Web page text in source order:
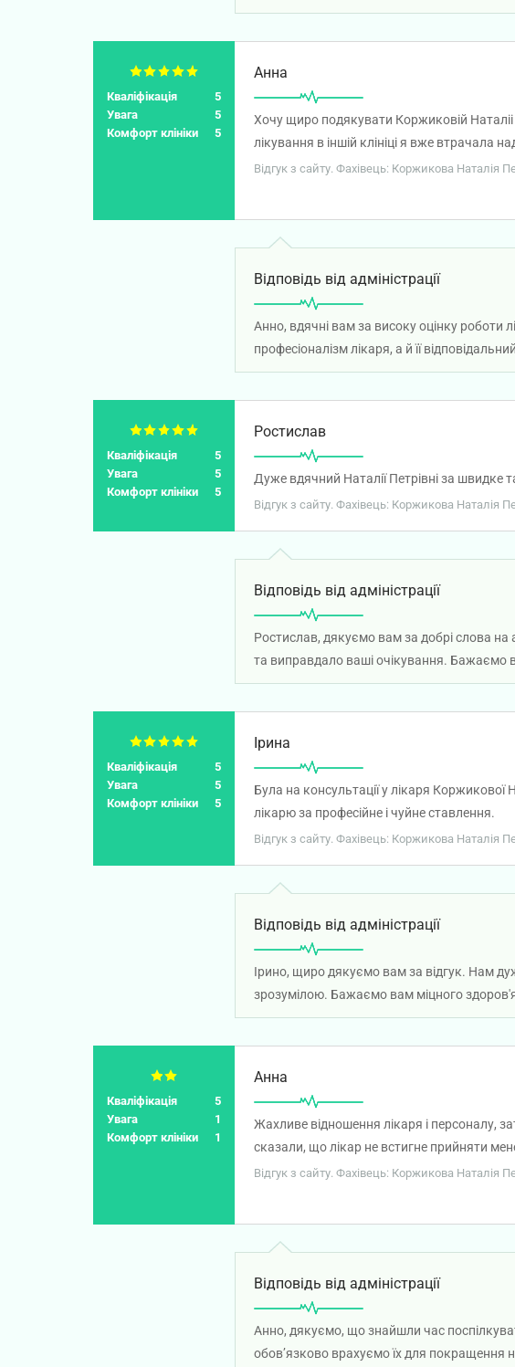
Кваліфікація
5
Увага
5
Комфорт клініки
5
Анна
Хочу щиро подякувати Коржиковій Наталіі
лікування в іншій клініці я вже
лікування. Рекомендую лікаря всім, хто
Відгук з сайту. Фахівець: Коржикова Наталія
Відповідь від адміністрації
Анно, вдячні вам за високу оцінку
професіоналізм лікаря, а й її
Кваліфікація
5
Увага
5
Комфорт клініки
5
Ростислав
Дуже вдячний Наталії Петрівні за швидке
Відгук з сайту. Фахівець: Коржикова Наталія
Відповідь від адміністрації
Ростислав, дякуємо вам за добрі слова
та виправдало ваші очікування. Бажаємо
Кваліфікація
5
Увага
5
Комфорт клініки
5
Ірина
Була на консультації у лікаря
лікарю за професійне і чуйне ставлення.
Відгук з сайту. Фахівець: Коржикова Наталія
Відповідь від адміністрації
Ірино, щиро дякуємо вам за відгук. Нам
зрозумілою. Бажаємо вам міцного
Кваліфікація
5
Увага
1
Комфорт клініки
1
Анна
Жахливе відношення лікаря і персоналу,
сказали, що лікар не встигне прийняти
але 5 хвилин … Дуже подобався лікар, і я до
Відгук з сайту. Фахівець: Коржикова Наталія
Відповідь від адміністрації
Анно, дякуємо, що знайшли час
обов’язково врахуємо їх для покращення